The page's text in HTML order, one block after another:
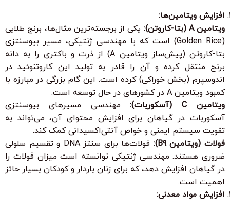
افزایش ویتامین‌ها:
ویتامین A (بتا-کاروتن):
یکی از برجسته‌ترین مثال‌ها، برنج طلایی
(Golden Rice) است که با مهندسی ژنتیکی، مسیر بیوسنتزی
بتا-کاروتن (پیش‌ساز ویتامین A) از ذرت و باکتری را به دانه
برنج منتقل کرده و آن را قادر به تولید این کاروتنوئید در
اندوسپرم (بخش خوراکی) کرده است. این گام بزرگی در مبارزه با
کمبود ویتامین A در کشورهای در حال توسعه است.
ویتامین C (آسکوربات):
مهندسی مسیرهای بیوسنتزی
آسکوربات در گیاهان برای افزایش محتوای آن، می‌تواند به
تقویت سیستم ایمنی و خواص آنتی‌اکسیدانی کمک کند.
فولات (ویتامین B9):
فولات‌ها برای سنتز DNA و تقسیم سلولی
ضروری هستند. مهندسی ژنتیکی توانسته است میزان فولات را
در گیاهان افزایش دهد، که برای زنان باردار و کودکان بسیار حائز
اهمیت است.
افزایش مواد معدنی: